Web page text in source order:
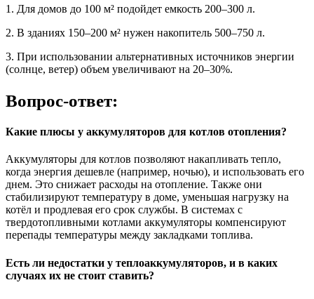
1. Для домов до 100 м² подойдет емкость 200–300 л.
2. В зданиях 150–200 м² нужен накопитель 500–750 л.
3. При использовании альтернативных источников энергии
(солнце, ветер) объем увеличивают на 20–30%.
Вопрос-ответ:
Какие плюсы у аккумуляторов для котлов отопления?
Аккумуляторы для котлов позволяют накапливать тепло,
когда энергия дешевле (например, ночью), и использовать его
днем. Это снижает расходы на отопление. Также они
стабилизируют температуру в доме, уменьшая нагрузку на
котёл и продлевая его срок службы. В системах с
твердотопливными котлами аккумуляторы компенсируют
перепады температуры между закладками топлива.
Есть ли недостатки у теплоаккумуляторов, и в каких
случаях их не стоит ставить?